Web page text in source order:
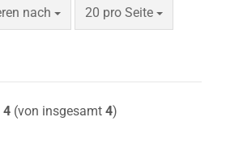
nach
nach 20 pro Seite
pro Seite
4(von insgesamt 4)